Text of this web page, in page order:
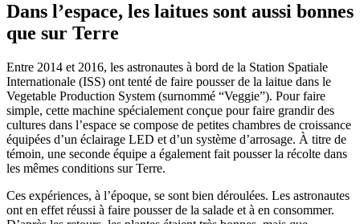
Dans l’espace, les laitues sont aussi bonnes
que sur Terre
Entre 2014 et 2016, les astronautes à bord de la Station Spatiale
Internationale (ISS) ont tenté de faire pousser de la laitue dans le
Vegetable Production System (surnommé “Veggie”). Pour faire
simple, cette machine spécialement conçue pour faire grandir des
cultures dans l’espace se compose de petites chambres de croissance
équipées d’un éclairage LED et d’un système d’arrosage. À titre de
témoin, une seconde équipe a également fait pousser la récolte dans
les mêmes conditions sur Terre.
Ces expériences, à l’époque, se sont bien déroulées. Les astronautes
ont en effet réussi à faire pousser de la salade et à en consommer.